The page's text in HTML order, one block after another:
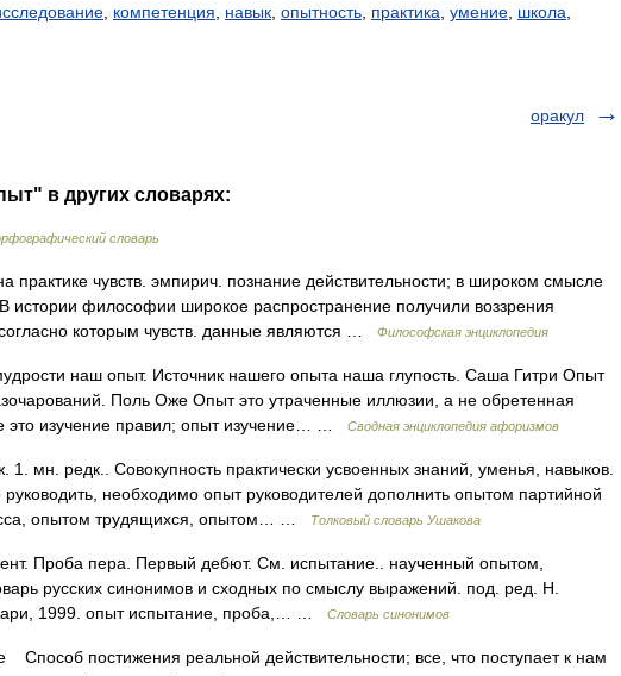
компетенция навык опытность практика умение школа
оракул
в других словарях:
словарь
чувств. эмпирич. познание действительности; в широком смысле
истории философии широкое распространение получили воззрения
которым чувств. данные являются …
Философская энциклопедия
наш опыт. Источник нашего опыта наша глупость. Саша Гитри Опыт
Поль Оже Опыт это утраченные иллюзии, а не обретенная
это изучение правил; опыт изучение… …
Сводная энциклопедия афоризмов
мн. редк.. Совокупность практически усвоенных знаний, уменья, навыков.
необходимо опыт руководителей дополнить опытом партийной
опытом трудящихся, опытом… …
Толковый словарь Ушакова
Проба пера. Первый дебют. См. испытание.. наученный опытом,
русских синонимов и сходных по смыслу выражений. под. ред. Н.
1999. опыт испытание, проба,… …
Словарь синонимов
постижения реальной действительности; все, что поступает к нам